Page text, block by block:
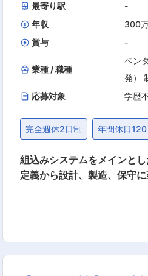
最寄り駅
-
年収
300
賞与
-
業種 / 職種
ベン
発）
応募対象
学歴
完全週休2日制 年間休日120
組込みシステムをメインとした受託
定義から設計、製造、保守
件： ・長野県内の上場企業
た自社製品開発プロジェクトの推進 など ■歓迎条件：「必要業務経験欄」に記載以外にも、